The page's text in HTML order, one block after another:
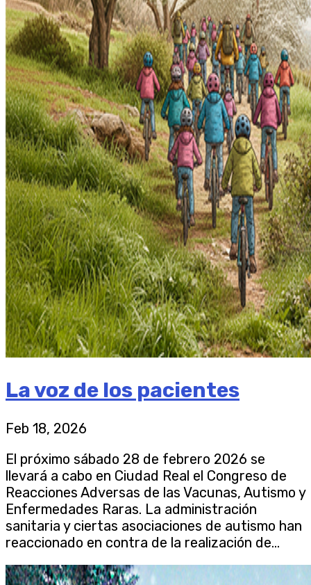
La voz de los pacientes
Feb 18, 2026
El próximo sábado 28 de febrero 2026 se
llevará a cabo en Ciudad Real el Congreso de
Reacciones Adversas de las Vacunas, Autismo y
Enfermedades Raras. La administración
sanitaria y ciertas asociaciones de autismo han
reaccionado en contra de la realización de...